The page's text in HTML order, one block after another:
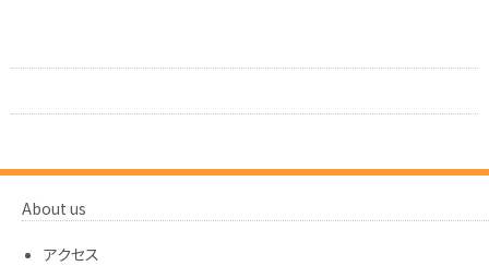
About us
アクセス